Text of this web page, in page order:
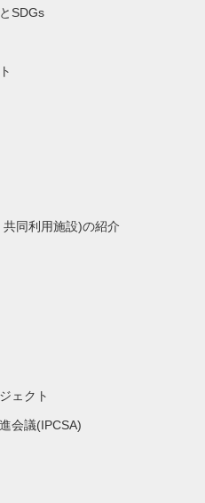
SDGs
同利用施設)の紹介
ェクト
会議(IPCSA)